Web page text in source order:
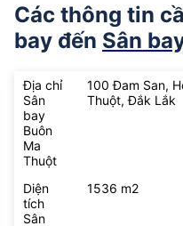
Các thông tin
bay đến Sân
Địa chỉ
Sân
bay
Buôn
Ma
Thuột
100 Đam San,
Thuột, Đắk Lắk
Diện
tích
Sân
1536 m2